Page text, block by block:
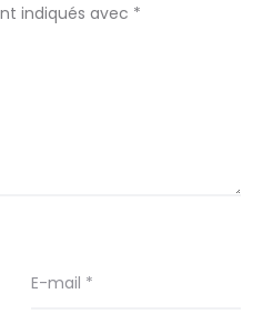
indiqués avec *
E-mail *